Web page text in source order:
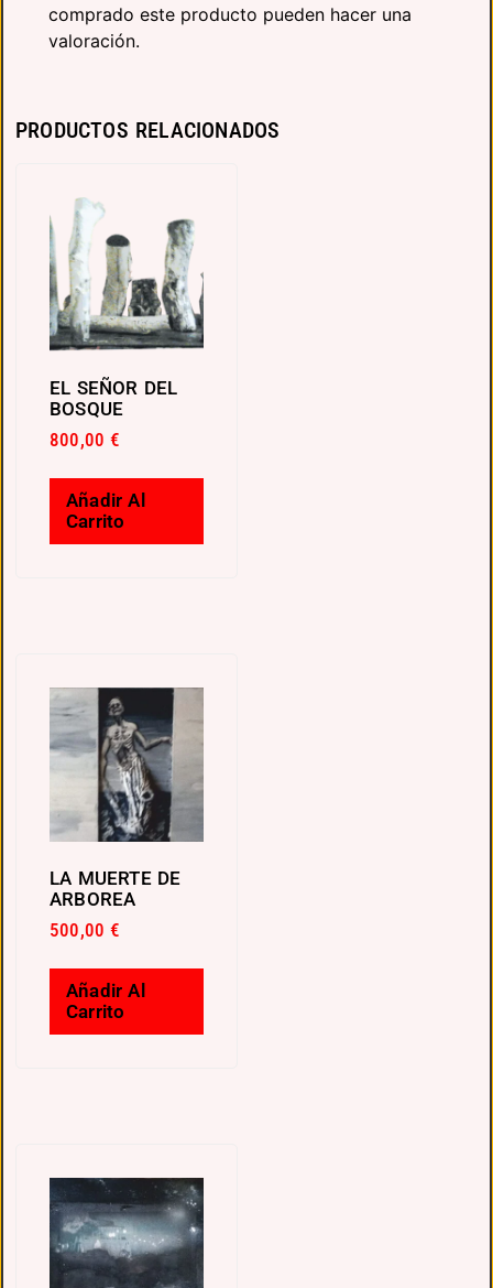
comprado este producto pueden hacer una
valoración.
PRODUCTOS RELACIONADOS
EL SEÑOR DEL
BOSQUE
800,00€
Añadir Al
Carrito
LA MUERTE DE
ARBOREA
500,00€
Añadir Al
Carrito